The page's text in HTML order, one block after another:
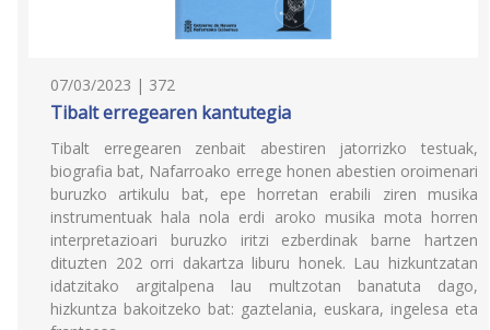
07/03/2023 | 372
Tibalt erregearen kantutegia
Tibalt erregearen zenbait abestiren jatorrizko testuak,
biografia bat, Nafarroako errege honen abestien oroimenari
buruzko artikulu bat, epe horretan erabili ziren musika
instrumentuak hala nola erdi aroko musika mota horren
interpretazioari buruzko iritzi ezberdinak barne hartzen
dituzten 202 orri dakartza liburu honek. Lau hizkuntzatan
idatzitako argitalpena lau multzotan banatuta dago,
hizkuntza bakoitzeko bat: gaztelania, euskara, ingelesa eta